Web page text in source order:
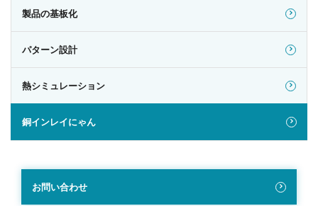
製品の基板化
パターン設計
熱シミュレーション
銅インレイにゃん
お問い合わせ